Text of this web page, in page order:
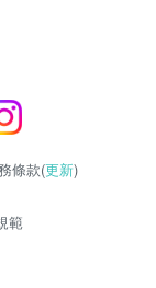
條款(更新)
範